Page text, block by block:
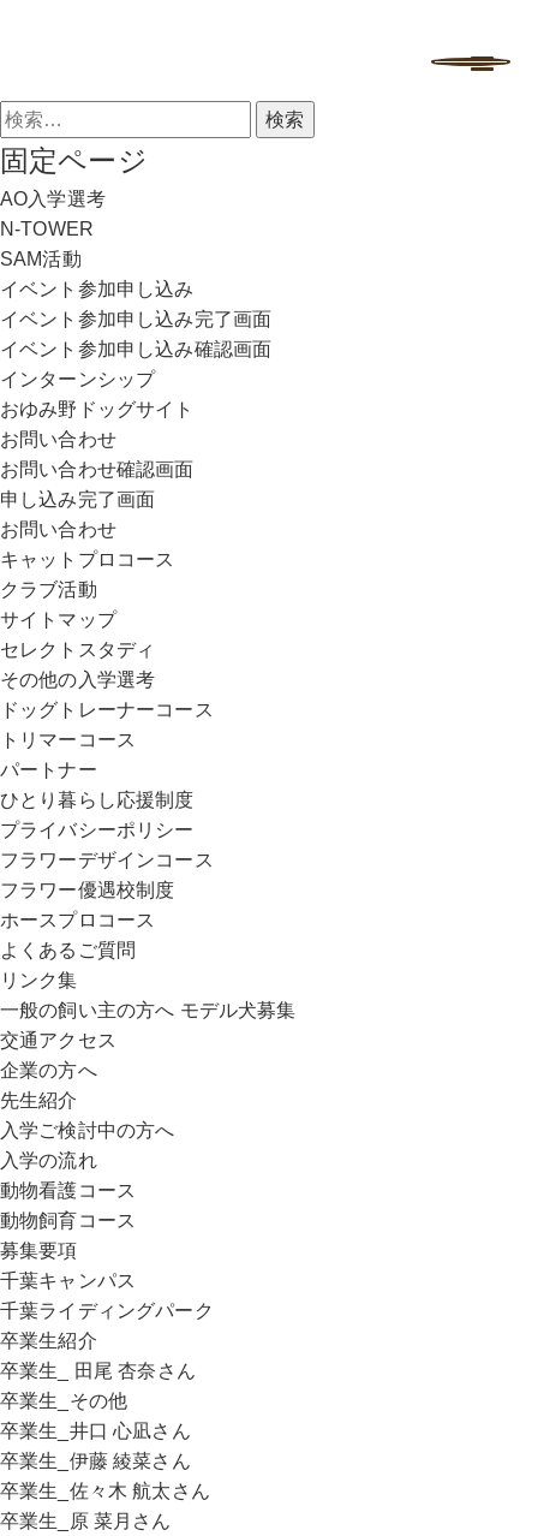
学校法人中村学園 専門学校ちば愛犬動物フラワー学園
MENU
検
索:
固定ページ
AO入学選考
N-TOWER
SAM活動
イベント参加申し込み
イベント参加申し込み完了画面
イベント参加申し込み確認画面
インターンシップ
おゆみ野ドッグサイト
お問い合わせ
お問い合わせ確認画面
申し込み完了画面
お問い合わせ
キャットプロコース
クラブ活動
サイトマップ
セレクトスタディ
その他の入学選考
ドッグトレーナーコース
トリマーコース
パートナー
ひとり暮らし応援制度
プライバシーポリシー
フラワーデザインコース
フラワー優遇校制度
ホースプロコース
よくあるご質問
リンク集
一般の飼い主の方へ モデル犬募集
交通アクセス
企業の方へ
先生紹介
入学ご検討中の方へ
入学の流れ
動物看護コース
動物飼育コース
募集要項
千葉キャンパス
千葉ライディングパーク
卒業生紹介
卒業生_ 田尾 杏奈さん
卒業生_その他
卒業生_井口 心凪さん
卒業生_伊藤 綾菜さん
卒業生_佐々木 航太さん
卒業生_原 菜月さん